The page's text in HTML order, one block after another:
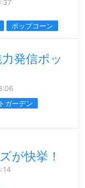
ポップコーン
発信ポッ
ガーデン
が快挙！